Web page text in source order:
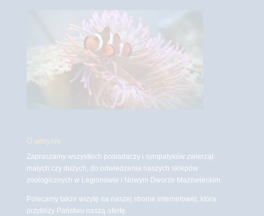
O witrynie
Zapraszamy wszystkich posiadaczy i sympatyków zwierząt
małych czy dużych, do odwiedzenia naszych sklepów
zoologicznych w Legionowie i Nowym Dworze Mazowieckim
Polecamy także wizytę na naszej stronie internetowej, która
przybliży Państwu naszą ofertę.